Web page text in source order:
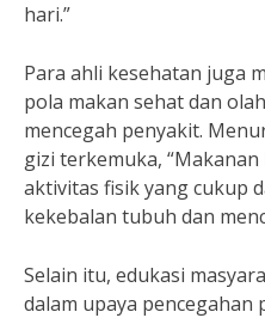
hari.”
Para ahli kesehatan juga
pola makan sehat dan
mencegah penyakit.
gizi terkemuka,
aktivitas fisik yang cukup
kekebalan tubuh dan
Selain itu, edukasi
dalam upaya pencegahan